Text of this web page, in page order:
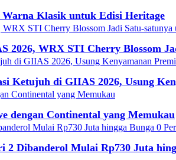
Klasik untuk Edisi Heritage
2026, WRX STI Cherry Blossom
Ketujuh di GIIAS 2026, Usung
dengan Continental yang Memukau
Dibanderol Mulai Rp730 Juta